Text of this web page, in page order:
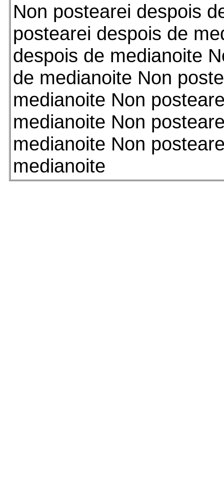
Non postearei despois
postearei despois de
despois de medianoite
de medianoite Non
medianoite Non
medianoite Non
medianoite Non
medianoite